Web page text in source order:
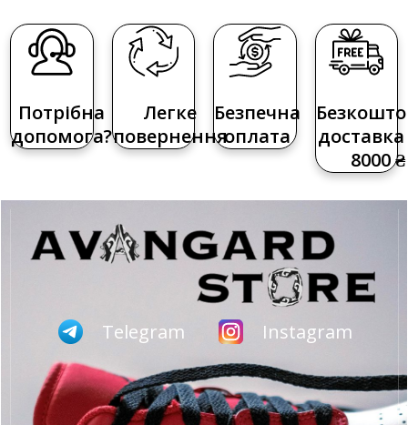
Потрібна
допомога?
Легке
повернення
Безпечна
оплата
доставка
8000 ₴
Telegram Instagram